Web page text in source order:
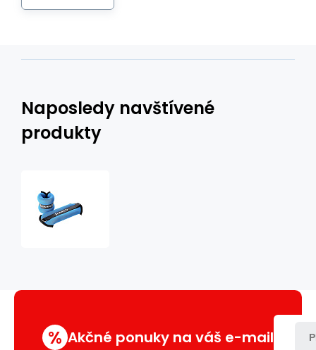
Naposledy navštívené
produkty
HMS
% Akčné ponuky na váš e-mail